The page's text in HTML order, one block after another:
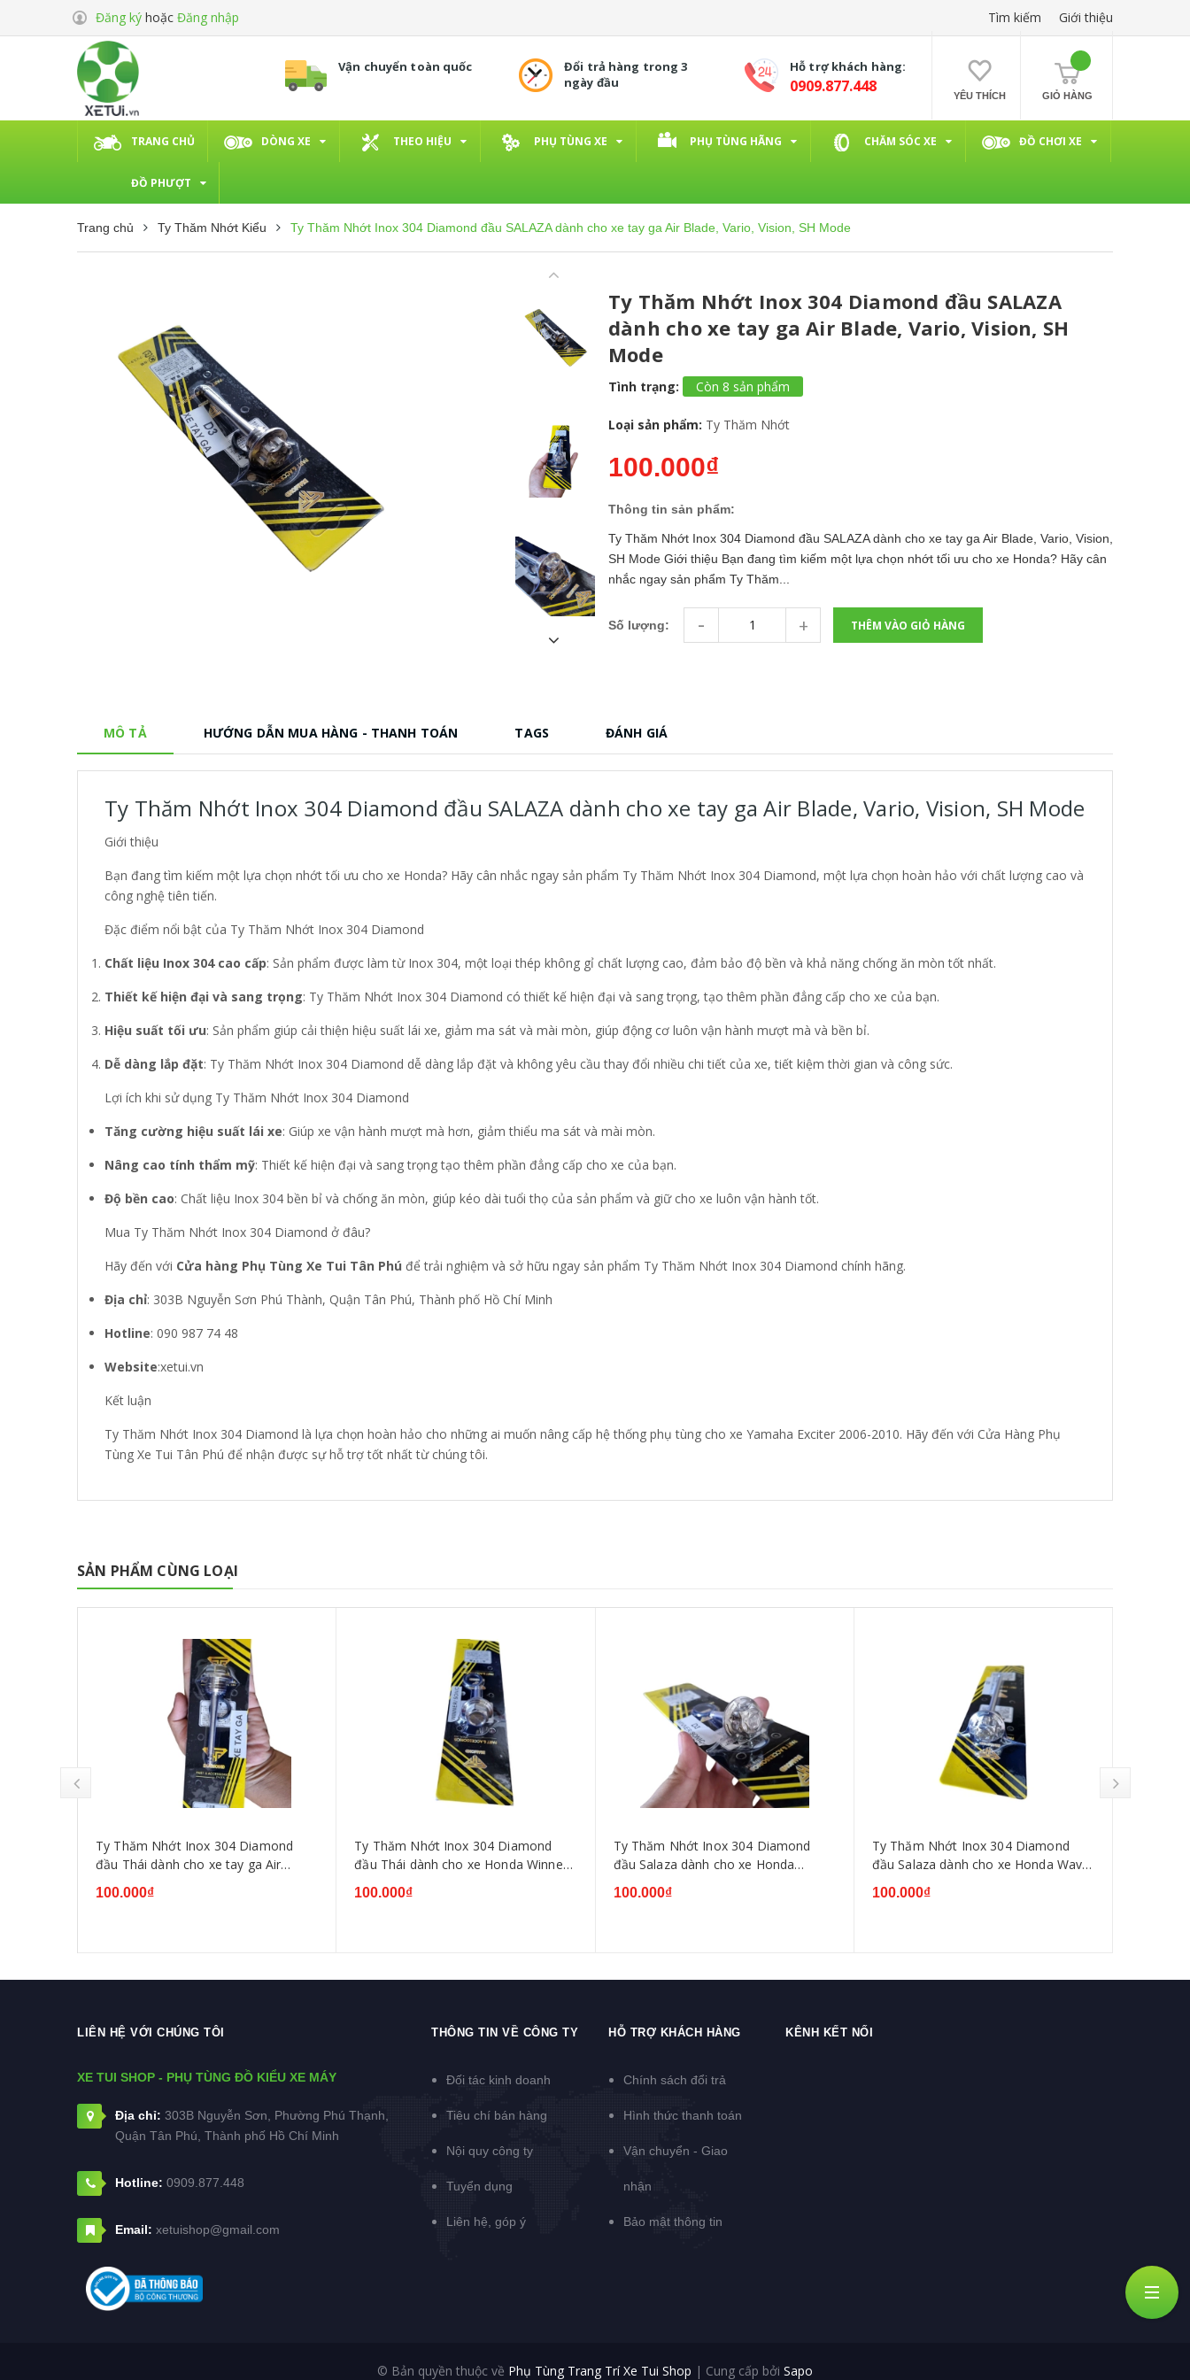
Đăng ký hoặc Đăng nhập Tìm kiếm Giới thiệu
Vận chuyển toàn quốc
Đổi trả hàng trong 3
ngày đầu
Hỗ trợ khách hàng:
0909.877.448 YÊU THÍCH GIỎ HÀNG
TRANG CHỦ DÒNG XE THEO HIỆU PHỤ TÙNG XE PHỤ TÙNG HÃNG CHĂM SÓC XE ĐỒ CHƠI XE
ĐỒ PHƯỢT
Trang chủ Ty Thăm Nhớt Kiểu Ty Thăm Nhớt Inox 304 Diamond đầu SALAZA dành cho xe tay ga Air Blade, Vario, Vision, SH Mode
Ty Thăm Nhớt Inox 304 Diamond đầu SALAZA
dành cho xe tay ga Air Blade, Vario, Vision, SH
Mode
Tình trạng: Còn 8 sản phẩm
Loại sản phẩm: Ty Thăm Nhớt
100.000₫
Thông tin sản phẩm:
Ty Thăm Nhớt Inox 304 Diamond đầu SALAZA dành cho xe tay ga Air Blade, Vario, Vision,
SH Mode Giới thiệu Bạn đang tìm kiếm một lựa chọn nhớt tối ưu cho xe Honda? Hãy cân
nhắc ngay sản phẩm Ty Thăm...
Số lượng: - + THÊM VÀO GIỎ HÀNG
MÔ TẢ HƯỚNG DẪN MUA HÀNG - THANH TOÁN TAGS ĐÁNH GIÁ
Ty Thăm Nhớt Inox 304 Diamond đầu SALAZA dành cho xe tay ga Air Blade, Vario, Vision, SH Mode
Giới thiệu
Bạn đang tìm kiếm một lựa chọn nhớt tối ưu cho xe Honda? Hãy cân nhắc ngay sản phẩm Ty Thăm Nhớt Inox 304 Diamond, một lựa chọn hoàn hảo với chất lượng cao và
công nghệ tiên tiến.
Đặc điểm nổi bật của Ty Thăm Nhớt Inox 304 Diamond
Chất liệu Inox 304 cao cấp: Sản phẩm được làm từ Inox 304, một loại thép không gỉ chất lượng cao, đảm bảo độ bền và khả năng chống ăn mòn tốt nhất.
Thiết kế hiện đại và sang trọng: Ty Thăm Nhớt Inox 304 Diamond có thiết kế hiện đại và sang trọng, tạo thêm phần đẳng cấp cho xe của bạn.
Hiệu suất tối ưu: Sản phẩm giúp cải thiện hiệu suất lái xe, giảm ma sát và mài mòn, giúp động cơ luôn vận hành mượt mà và bền bỉ.
Dễ dàng lắp đặt: Ty Thăm Nhớt Inox 304 Diamond dễ dàng lắp đặt và không yêu cầu thay đổi nhiều chi tiết của xe, tiết kiệm thời gian và công sức.
Lợi ích khi sử dụng Ty Thăm Nhớt Inox 304 Diamond
Tăng cường hiệu suất lái xe: Giúp xe vận hành mượt mà hơn, giảm thiểu ma sát và mài mòn.
Nâng cao tính thẩm mỹ: Thiết kế hiện đại và sang trọng tạo thêm phần đẳng cấp cho xe của bạn.
Độ bền cao: Chất liệu Inox 304 bền bỉ và chống ăn mòn, giúp kéo dài tuổi thọ của sản phẩm và giữ cho xe luôn vận hành tốt.
Mua Ty Thăm Nhớt Inox 304 Diamond ở đâu?
Hãy đến với Cửa hàng Phụ Tùng Xe Tui Tân Phú để trải nghiệm và sở hữu ngay sản phẩm Ty Thăm Nhớt Inox 304 Diamond chính hãng.
Địa chỉ: 303B Nguyễn Sơn Phú Thành, Quận Tân Phú, Thành phố Hồ Chí Minh
Hotline: 090 987 74 48
Website:xetui.vn
Kết luận
Ty Thăm Nhớt Inox 304 Diamond là lựa chọn hoàn hảo cho những ai muốn nâng cấp hệ thống phụ tùng cho xe Yamaha Exciter 2006-2010. Hãy đến với Cửa Hàng Phụ
Tùng Xe Tui Tân Phú để nhận được sự hỗ trợ tốt nhất từ chúng tôi.
SẢN PHẨM CÙNG LOẠI
Ty Thăm Nhớt Inox 304 Diamond
đầu Thái dành cho xe tay ga Air
Blade, Vario, Vision, SH Mode
100.000₫
Ty Thăm Nhớt Inox 304 Diamond
đầu Thái dành cho xe Honda Winner
V1,V2,V3 Sonic
100.000₫
Ty Thăm Nhớt Inox 304 Diamond
đầu Salaza dành cho xe Honda
Winner V1,V2,V3 Sonic
100.000₫
Ty Thăm Nhớt Inox 304 Diamond
đầu Salaza dành cho xe Honda Wave
Dream Future
100.000₫
LIÊN HỆ VỚI CHÚNG TÔI
XE TUI SHOP - PHỤ TÙNG ĐỒ KIỂU XE MÁY
Địa chỉ: 303B Nguyễn Sơn, Phường Phú Thạnh,
Quận Tân Phú, Thành phố Hồ Chí Minh
Hotline: 0909.877.448
Email: xetuishop@gmail.com
THÔNG TIN VỀ CÔNG TY
Đối tác kinh doanh
Tiêu chí bán hàng
Nội quy công ty
Tuyển dụng
Liên hệ, góp ý
HỖ TRỢ KHÁCH HÀNG
Chính sách đổi trả
Hình thức thanh toán
Vận chuyển - Giao
nhận
Bảo mật thông tin
KÊNH KẾT NỐI
© Bản quyền thuộc về Phụ Tùng Trang Trí Xe Tui Shop | Cung cấp bởi Sapo